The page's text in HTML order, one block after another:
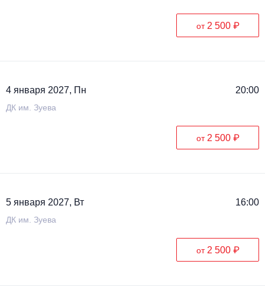
от 2 500 ₽
4 января 2027, Пн 20:00
ДК им. Зуева
от 2 500 ₽
5 января 2027, Вт 16:00
ДК им. Зуева
от 2 500 ₽